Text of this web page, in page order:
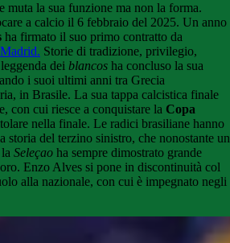
muta la sua funzione ma non la forma.
a calcio il 6 febbraio del 2025. Un anno
ha firmato il suo primo contratto da
Storie di tradizione, privilegio,
dei blancos ha concluso la sua
i suoi ultimi anni tra Grecia
in Brasile. La sua tappa calcistica finale
con cui riesce a conquistare la Copa
nella finale. Le radici brasiliane hanno
storia del terzino sinistro, che nonostante un
Seleçao ha sempre dimostrato grande
Enzo Alves si pone in discontinuità col
alla nazionale, con cui è impegnato negli